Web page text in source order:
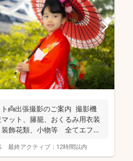
👼出張撮影のご案内 撮影機
ット、籐籠、おくるみ用衣装
装飾花類、小物等 全てエフ・
最終アクティブ： 12時間以内